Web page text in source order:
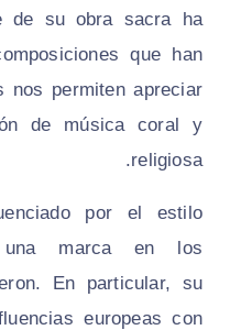
de su obra sacra ha
que han
nos permiten apreciar
de música coral y
religiosa.
por el estilo
una marca en los
En particular, su
europeas con